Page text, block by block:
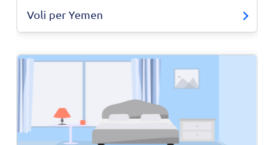
Voli per Yemen